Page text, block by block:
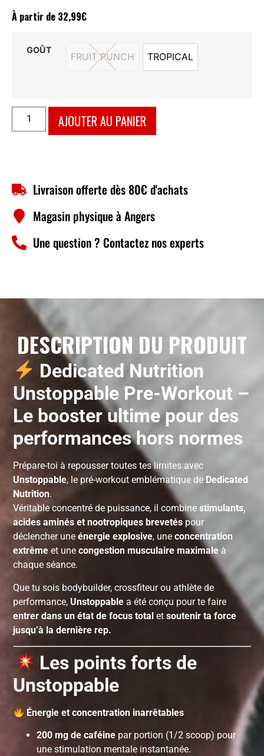
À partir de 32,99€
GOÛT
FRUIT PUNCH
FRUIT PUNCH
TROPICAL
TROPICAL
AJOUTER AU PANIER
Livraison offerte dès 80€ d'achats
Magasin physique à Angers
Une question ? Contactez nos experts
DESCRIPTION DU PRODUIT
Dedicated Nutrition
Unstoppable Pre-Workout –
Le booster ultime pour des
performances hors normes
Prépare-toi à repousser toutes tes limites avec
Unstoppable, le pré-workout emblématique de Dedicated
Nutrition.
Véritable concentré de puissance, il combinestimulants,
acides aminés et nootropiques brevetés pour
déclencher uneénergie explosive, uneconcentration
extrême et unecongestion musculaire maximale à
chaque séance.
Que tu sois bodybuilder, crossfiteur ou athlète de
performance, Unstoppable a été conçu pour te faire
entrer dans un état de focus total etsoutenir ta force
jusqu’à la dernière rep.
Les points forts de
Unstoppable
Énergie et concentration inarrêtables
200 mg de caféine par portion (1/2 scoop) pour
une stimulation mentale instantanée.